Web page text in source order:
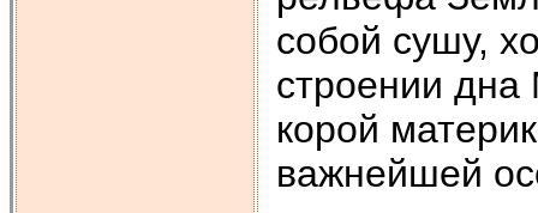
собой сушу,
строении
корой
важнейшей